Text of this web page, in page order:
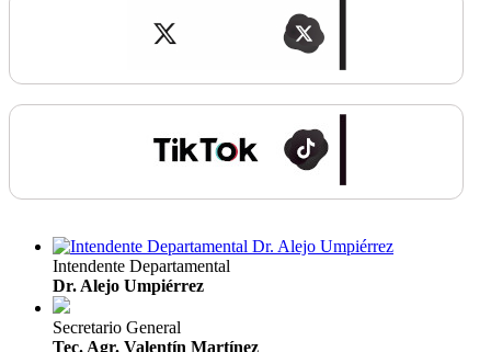
Intendente Departamental
Dr. Alejo Umpiérrez
Secretario General
Tec. Agr. Valentín Martínez